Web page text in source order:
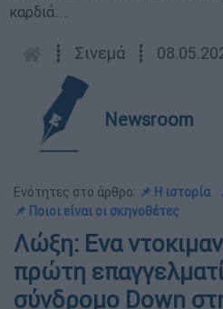
καρδιά...
┋ Σινεμά ┋
Newsroom
Ενότητες στο άρθρο: 📌 Η ιστορία
📌 Ποιοι είναι οι σκηνοθέτες
Λώξη: Ενα
πρώτη
σύνδρομο Down